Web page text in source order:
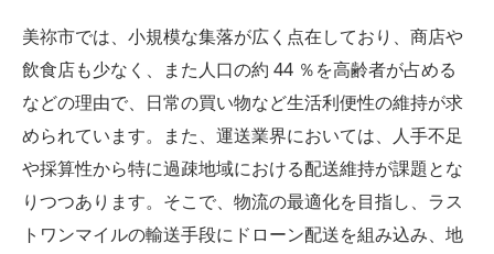
美祢市では、小規模な集落が広く点在しており、商店や
飲食店も少なく、また人口の約 44 ％を高齢者が占める
などの理由で、日常の買い物など生活利便性の維持が求
められています。また、運送業界においては、人手不足
や採算性から特に過疎地域における配送維持が課題とな
りつつあります。そこで、物流の最適化を目指し、ラス
トワンマイルの輸送手段にドローン配送を組み込み、地